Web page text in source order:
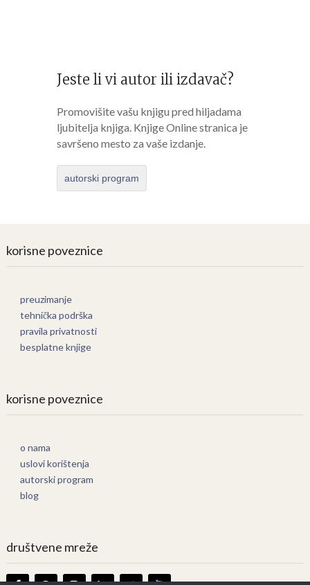
Jeste li vi autor ili izdavač?
Promovišite vašu knjigu pred hiljadama
ljubitelja knjiga. Knjige Online stranica je
savršeno mesto za vaše izdanje.
autorski program
korisne poveznice
preuzimanje
tehnička podrška
pravila privatnosti
besplatne knjige
korisne poveznice
o nama
uslovi korištenja
autorski program
blog
društvene mreže